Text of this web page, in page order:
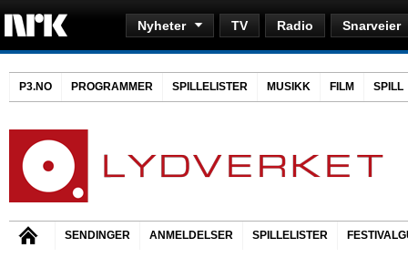
Nyheter TV Radio Snarveier
P3.NO PROGRAMMER SPILLELISTER MUSIKK FILM SPILL
SENDINGER ANMELDELSER SPILLELISTER